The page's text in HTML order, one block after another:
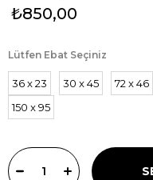
₺850,00
Lütfen Ebat Seçiniz
36 x 23 30 x 45 72 x 46
150 x 95